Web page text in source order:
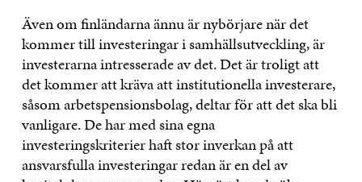
Även om finländarna ännu är nybörjare när det
kommer till investeringar i samhällsutveckling, är
investerarna intresserade av det. Det är troligt att
det kommer att kräva att institutionella investerare,
såsom arbetspensionsbolag, deltar för att det ska bli
vanligare. De har med sina egna
investeringskriterier haft stor inverkan på att
ansvarsfulla investeringar redan är en del av